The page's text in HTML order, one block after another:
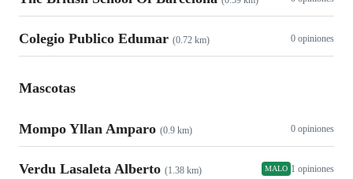
Colegio Publico Edumar (0.72 km) 0 opiniones
Mascotas
Mompo Yllan Amparo (0.9 km) 0 opiniones
Verdu Lasaleta Alberto (1.38 km) MALO 1 opiniones